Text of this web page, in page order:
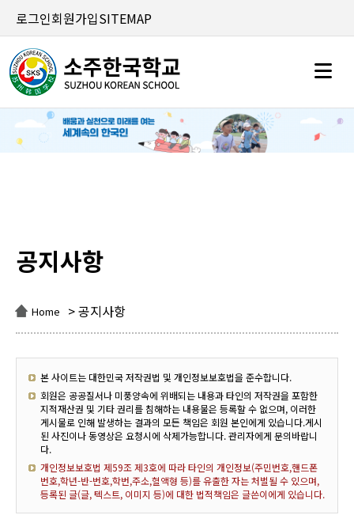
로그인회원가입SITEMAP
공지사항
Home > 공지사항
본 사이트는 대한민국 저작권법 및 개인정보보호법을 준수합니다.
회원은 공공질서나 미풍양속에 위배되는 내용과 타인의 저작권을 포함한
지적재산권 및 기타 권리를 침해하는 내용물은 등록할 수 없으며, 이러한
게시물로 인해 발생하는 결과의 모든 책임은 회원 본인에게 있습니다.게시
된 사진이나 동영상은 요청시에 삭제가능합니다. 관리자에게 문의바랍니
다.
개인정보보호법 제59조 제3호에 따라 타인의 개인정보(주민번호,핸드폰
번호,학년-반-번호,학번,주소,혈액형 등)를 유출한 자는 처벌될 수 있으며,
등록된 글(글, 텍스트, 이미지 등)에 대한 법적책임은 글쓴이에게 있습니다.